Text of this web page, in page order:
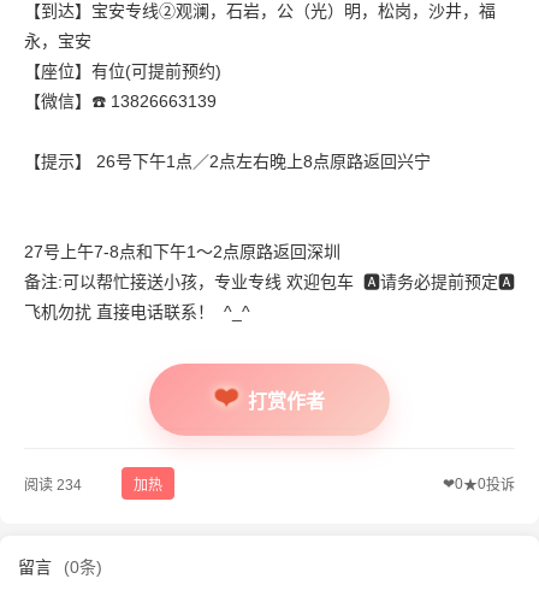
【到达】宝安专线②观澜，石岩，公（光）明，松岗，沙井，福
永，宝安
【座位】有位(可提前预约)
【微信】☎️ 13826663139
【提示】 26号下午1点／2点左右晚上8点原路返回兴宁
27号上午7-8点和下午1～2点原路返回深圳
备注:可以帮忙接送小孩，专业专线 欢迎包车 🅰️请务必提前预定🅰️
飞机勿扰 直接电话联系！ ^_^
打赏作者
阅读 234 加热 ❤0★0投诉
留言 (0条)